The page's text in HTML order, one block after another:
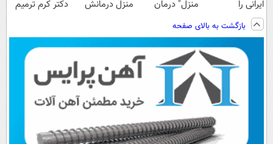
ایرانی را
ساخت!!!
منزل" درمان
◂پرسش‌نامه)
منزل درمانش
دکتر کرم ترمیم
بازگشت به بالای صفحه